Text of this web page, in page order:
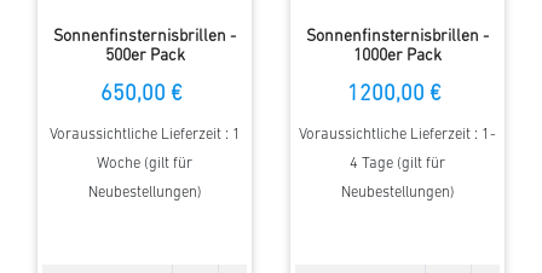
Sonnenfinsternisbrillen -
500er Pack
650,00 €
Voraussichtliche Lieferzeit : 1
Woche (gilt für
Neubestellungen)
Sonnenfinsternisbrillen -
1000er Pack
1200,00 €
Voraussichtliche Lieferzeit : 1-
4 Tage (gilt für
Neubestellungen)